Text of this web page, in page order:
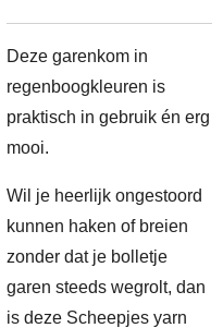
Deze garenkom in
regenboogkleuren is
praktisch in gebruik én erg
mooi.
Wil je heerlijk ongestoord
kunnen haken of breien
zonder dat je bolletje
garen steeds wegrolt, dan
is deze Scheepjes yarn